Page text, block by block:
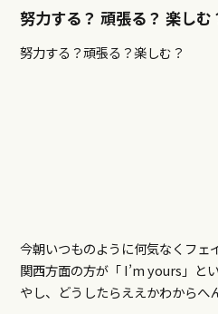
努力する？ 頑張る？ 楽しむ
努力する？頑張る？楽しむ？
今朝いつものように何気なくフェ
関西方面の方が「 I’m yours」と
やし、どうしたらええかわからへ